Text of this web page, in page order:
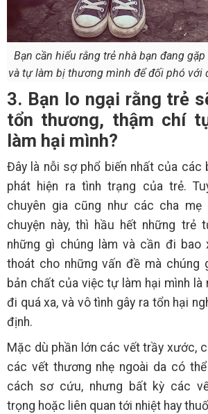
Bạn cần hiểu rằng trẻ nhà bạn đang
và tự làm bị thương mình để đối phó với
3. Bạn lo ngại rằng trẻ
tổn thương, thậm chí
làm hại mình?
Đây là nỗi sợ phổ biến nhất của các
phát hiện ra tình trạng của trẻ.
chuyên gia cũng như các cha
chuyện này, thì hầu hết những trẻ
những gì chúng làm và cần đi
thoát cho những vấn đề mà chúng
bản chất của việc tự làm hại mình là
đi quá xa, và vô tình gây ra tổn hại
định.
Mặc dù phần lớn các vết trầy xước,
các vết thương nhẹ ngoài da có
cách sơ cứu, nhưng bất kỳ các
trọng hoặc liên quan tới nhiệt hay